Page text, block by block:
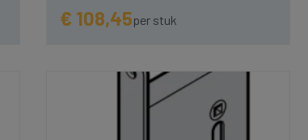
€ 108,45per stuk